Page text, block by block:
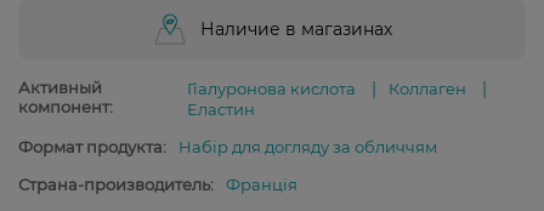
Наличие в магазинах
Активный
компонент:
Гіалуронова кислота
Коллаген
Еластин
Формат продукта:
Набір для догляду за обличчям
Страна-производитель:
Франція